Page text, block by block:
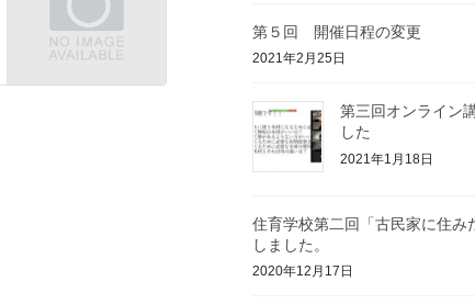
第５回 開催日程の変更
2021年2月25日
第三回オンライン
した
2021年1月18日
住育学校第二回「古民家に住み
しました。
2020年12月17日